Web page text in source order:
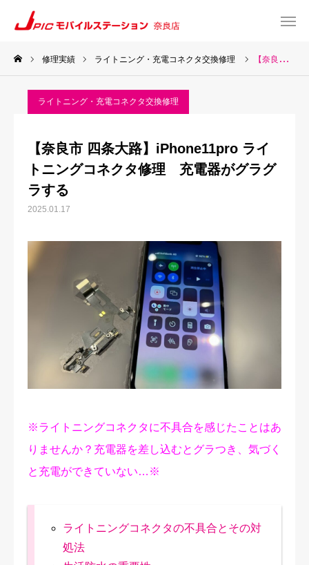
修理実績 ライトニング・充電コネクタ交換修理 【奈良市 四条大路】iPhone11pro ライトニングコネクタ修理 充電器がグラグラする
ライトニング・充電コネクタ交換修理
【奈良市 四条大路】iPhone11pro ライ
トニングコネクタ修理 充電器がグラグ
ラする
2025.01.17
※ライトニングコネクタに不具合を感じたことはあ
りませんか？充電器を差し込むとグラつき、気づく
と充電ができていない…※
ライトニングコネクタの不具合とその対
処法
web予約
TOP
サービス一覧
お知らせ
ご予約・お問合せ